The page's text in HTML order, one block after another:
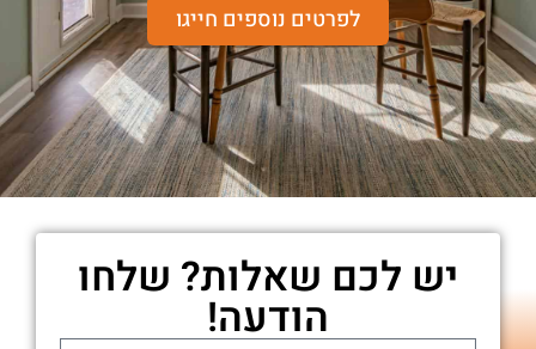
לפרטים נוספים חייגו
יש לכם שאלות? שלחו
הודעה!